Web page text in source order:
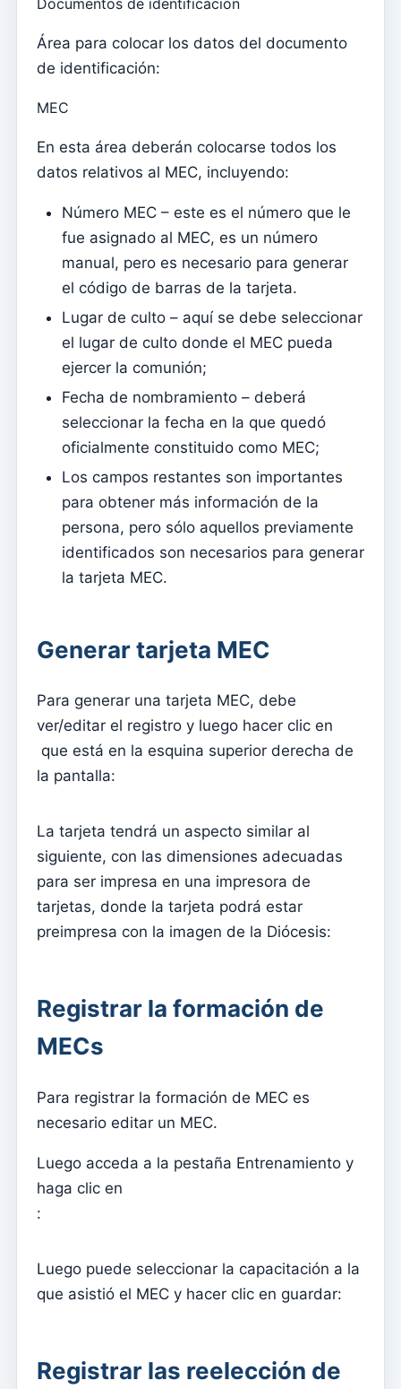
Tesouraria
cuentas corrientes
Tipos de documentos
electrónico)
Nota de deuda (Reversión)
nota de deuda
Donación
Crédito
Avance
Documentos
Avenças
Pactos
Página de internet
Cómo administrar la configuración del sitio web
Menús
Secciones
Sitio web
Cómo utilizar Eventos para gestionar inscripciones
para asistir a Misa
Que fácil es tener tu App y Página en Internet – guía
Enviar notificaciones push sobre contenidos y eventos
Activa la aplicación móvil
Configuraciones básicas para un sitio web alojado en
Kyrios (Multimodelo – 1)
Cómo activar el sitio web
Kyrios Social: ¿qué es?
Newsletter
Cómo gestionar grupos de suscripción a boletines
desde la web
Administrar diseños
Área para colocar los datos del documento
de identificación:
MEC
En esta área deberán colocarse todos los
datos relativos al MEC, incluyendo:
Número MEC – este es el número que le
fue asignado al MEC, es un número
manual, pero es necesario para generar
el código de barras de la tarjeta.
Lugar de culto – aquí se debe seleccionar
el lugar de culto donde el MEC pueda
ejercer la comunión;
Fecha de nombramiento – deberá
seleccionar la fecha en la que quedó
oficialmente constituido como MEC;
Los campos restantes son importantes
para obtener más información de la
persona, pero sólo aquellos previamente
identificados son necesarios para generar
la tarjeta MEC.
Generar tarjeta MEC
Para generar una tarjeta MEC, debe
ver/editar el registro y luego hacer clic en
que está en la esquina superior derecha de
la pantalla:
La tarjeta tendrá un aspecto similar al
siguiente, con las dimensiones adecuadas
para ser impresa en una impresora de
tarjetas, donde la tarjeta podrá estar
preimpresa con la imagen de la Diócesis:
Registrar la formación de
MECs
Para registrar la formación de MEC es
necesario editar un MEC.
Luego acceda a la pestaña Entrenamiento y
haga clic en
:
Luego puede seleccionar la capacitación a la
que asistió el MEC y hacer clic en guardar:
Registrar las reelección de